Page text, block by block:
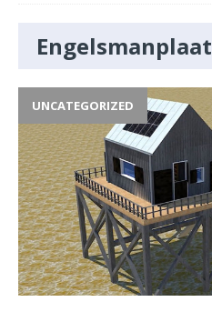
Engelsmanplaat
UNCATEGORIZED